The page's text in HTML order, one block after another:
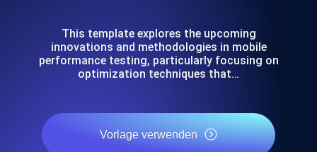
This template explores the upcoming
innovations and methodologies in mobile
performance testing, particularly focusing on
optimization techniques that…
Vorlage verwenden